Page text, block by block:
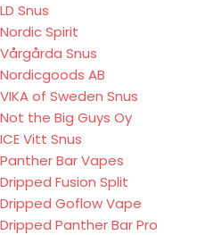
LD Snus
Nordic Spirit
Vårgårda Snus
Nordicgoods AB
VIKA of Sweden Snus
Not the Big Guys Oy
ICE Vitt Snus
Panther Bar Vapes
Dripped Fusion Split
Dripped Goflow Vape
Dripped Panther Bar Pro